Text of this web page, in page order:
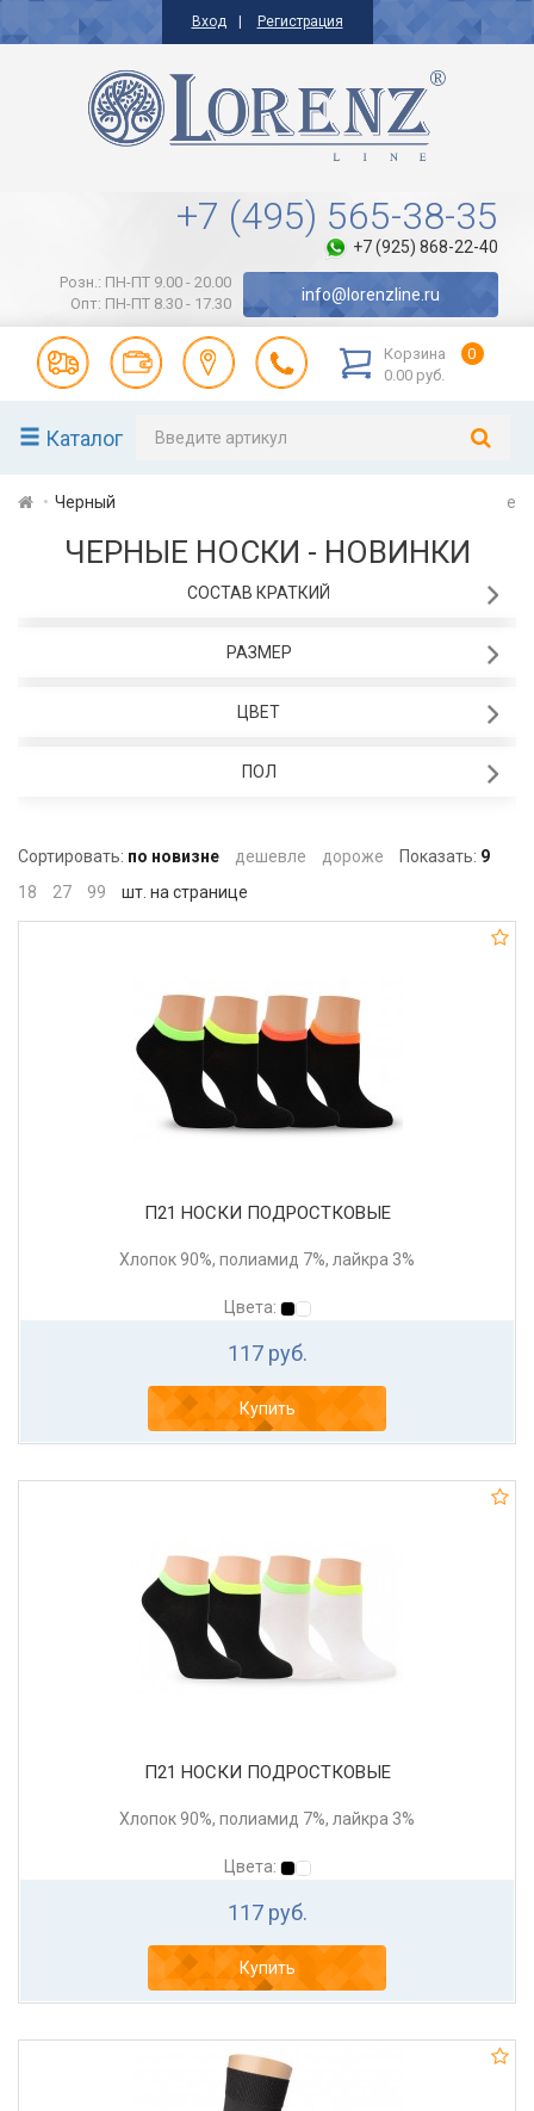
Вход Регистрация
+7 (495) 565-38-35
+7 (925) 868-22-40
Розн.: ПН-ПТ 9.00 - 20.00
Опт: ПН-ПТ 8.30 - 17.30
info@lorenzline.ru
Корзина
0
0.00 руб.
Каталог
Черный e
ЧЕРНЫЕ НОСКИ - НОВИНКИ
СОСТАВ КРАТКИЙ
РАЗМЕР
ЦВЕТ
ПОЛ
Сортировать: по новизне дешевле дороже Показать: 9
18
27 99 шт. на странице
П21 НОСКИ ПОДРОСТКОВЫЕ
Хлопок 90%, полиамид 7%, лайкра 3%
Цвета:
117 руб.
Купить
П21 НОСКИ ПОДРОСТКОВЫЕ
Хлопок 90%, полиамид 7%, лайкра 3%
Цвета:
117 руб.
Купить